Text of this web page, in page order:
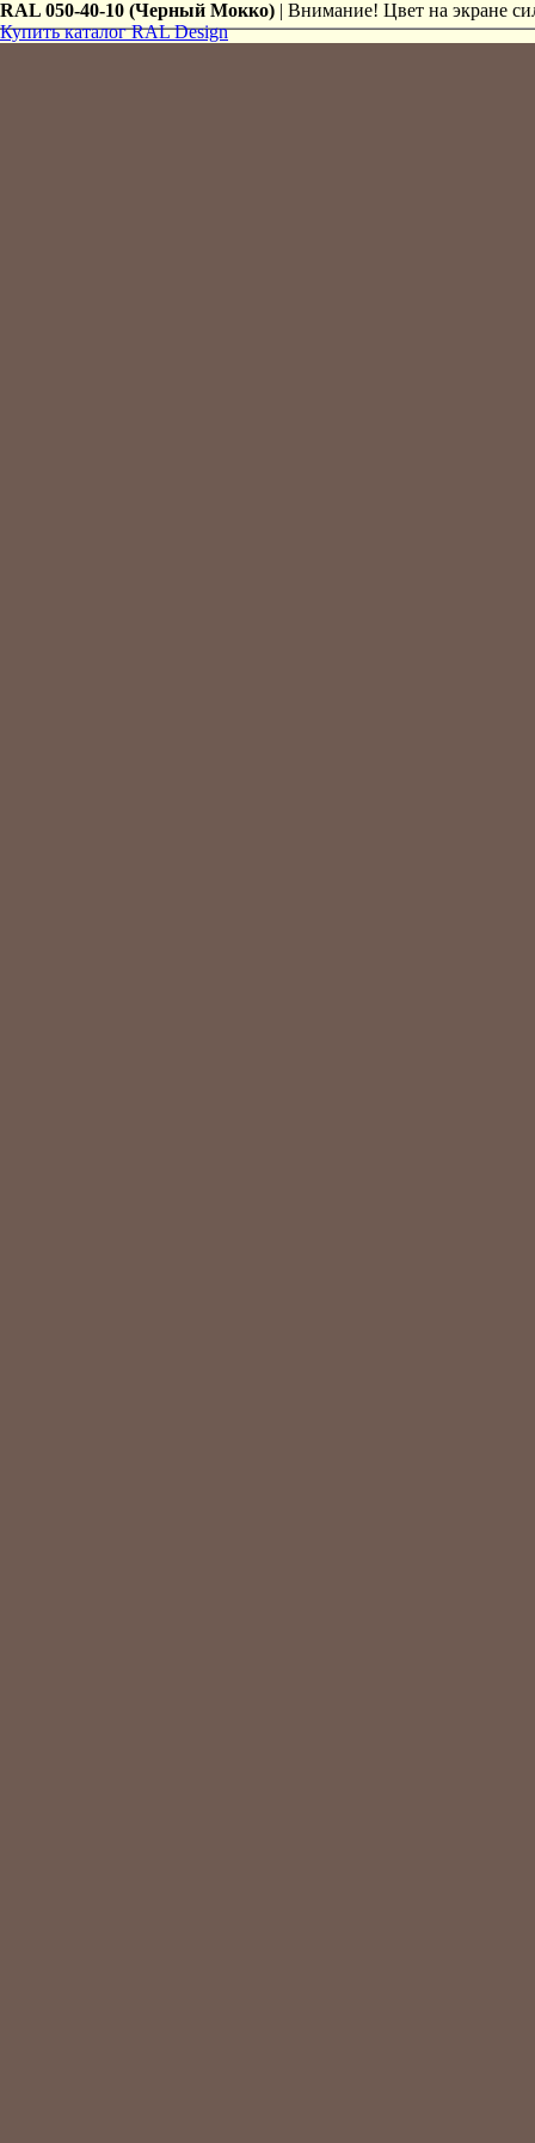
RAL 050-40-10 (Черный Мокко) | Внимание! Цвет на экране
Купить каталог RAL Design